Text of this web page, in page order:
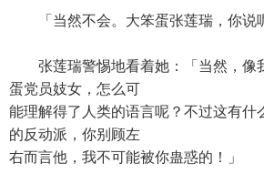
「当然不会。大笨蛋张莲瑞，你说
张莲瑞警惕地看着她：「当然，像
蛋党员妓女，怎么可
能理解得了人类的语言呢？不过这有什
的反动派，你别顾左
右而言他，我不可能被你蛊惑的！」